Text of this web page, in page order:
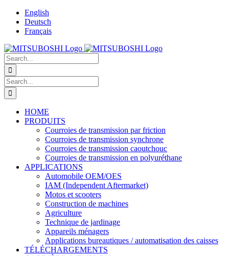
Skip
content
English
Deutsch
Français
Search
for:
Search
for:
HOME
PRODUITS
Courroies de transmission par friction
Courroies de transmission synchrone
Courroies de transmission caoutchouc
Courroies de transmission en polyuréthane
APPLICATIONS
Automobile OEM/OES
IAM (Independent Aftermarket)
Motos et scooters
Construction de machines
Agriculture
Technique de jardinage
Appareils ménagers
Applications bureautiques / automatisation des caisses
TÉLÉCHARGEMENTS